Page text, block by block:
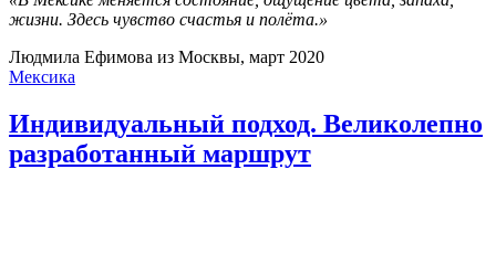
жизни. Здесь чувство счастья и полёта.»
Людмила Ефимова из Москвы, март 2020
Мексика
Индивидуальный подход. Великолепно
разработанный маршрут